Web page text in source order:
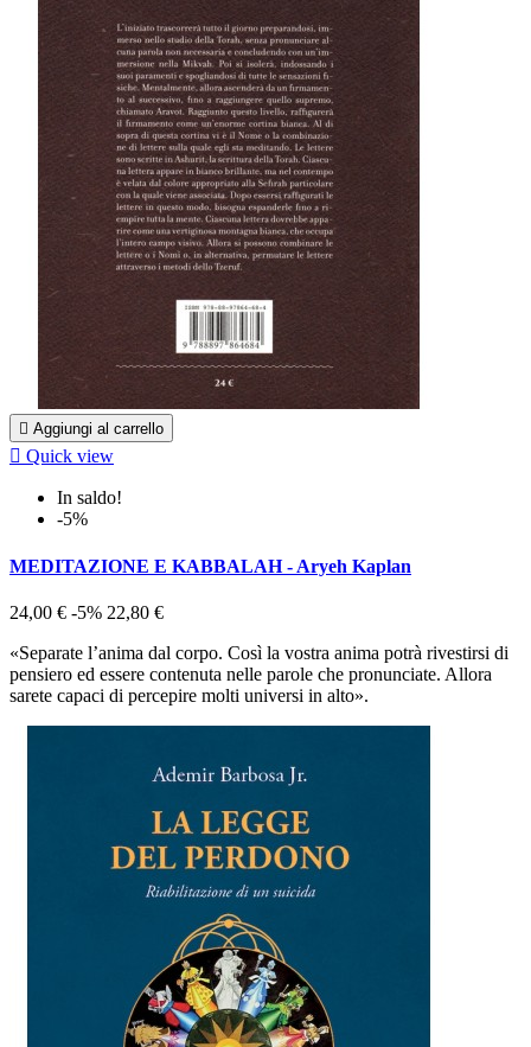
 Aggiungi al carrello
 Quick view
In saldo!
-5%
MEDITAZIONE E KABBALAH - Aryeh Kaplan
24,00 € -5% 22,80 €
«Separate l’anima dal corpo. Così la vostra anima potrà rivestirsi di
pensiero ed essere contenuta nelle parole che pronunciate. Allora
sarete capaci di percepire molti universi in alto».